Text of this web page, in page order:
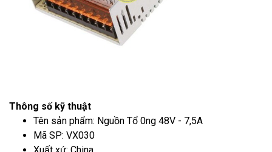
Thông số kỹ thuật
Tên sản phẩm: Nguồn Tổ 0ng 48V - 7,5A
Mã SP: VX030